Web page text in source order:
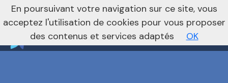
Vers le site national
nivo_2026: 1
En poursuivant votre navigation sur ce site, vous
acceptez l'utilisation de cookies pour vous proposer
des contenus et services adaptés
OK